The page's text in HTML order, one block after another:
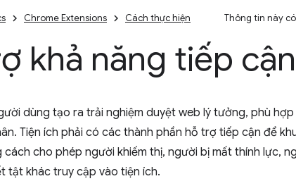
Chrome Extensions Cách thực hiện Thông tin này
khả năng tiếp cận
dùng tạo ra trải nghiệm duyệt web lý tưởng, phù
Tiện ích phải có các thành phần hỗ trợ tiếp cận để
cách cho phép người khiếm thị, người bị mất thính lực,
tật khác truy cập vào tiện ích.